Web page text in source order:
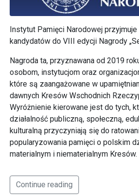
Instytut Pamięci Narodowej przyjmuje
kandydatów do VIII edycji Nagrody
Nagroda ta, przyznawana od 2019
osobom, instytucjom oraz
które są zaangażowane w
dawnych Kresów Wschodnich
Wyróżnienie kierowane jest do tych,
działalność publiczną, społeczną,
kulturalną przyczyniają się do
popularyzowania pamięci o polskim
materialnym i niematerialnym Kresów.
Continue reading